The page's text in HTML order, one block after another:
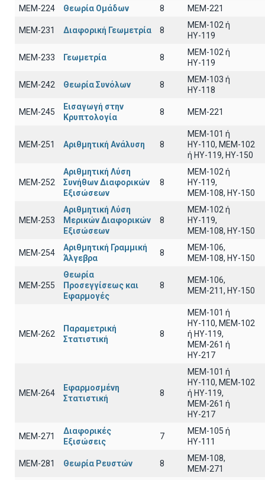
ΜΕΜ-224
Θεωρία Ομάδων 8 MEM-221
ΜΕΜ-231 Διαφορική Γεωμετρία 8
MEM-102 ή
ΗΥ-119
ΜΕΜ-233 Γεωμετρία 8
MEM-102 ή
ΗΥ-119
ΜΕΜ-242 Θεωρία Συνόλων 8
ΜΕΜ-103 ή
ΗΥ-118
ΜΕΜ-245
Εισαγωγή στην
Κρυπτολογία
8 MEM-221
ΜΕΜ-251 Αριθμητική Ανάλυση 8
ΜΕΜ-101 ή
ΗΥ-110, MEM-102
ή ΗΥ-119, ΗΥ-150
ΜΕΜ-252
Αριθμητική Λύση
Συνήθων Διαφορικών
Εξισώσεων
8
MEM-102 ή
ΗΥ-119,
ΜΕΜ-108, ΗΥ-150
ΜΕΜ-253
Αριθμητική Λύση
Μερικών Διαφορικών
Εξισώσεων
8
ΜΕΜ-102 ή
ΗΥ-119,
ΜΕΜ-108, ΗΥ-150
ΜΕΜ-254
Αριθμητική Γραμμική
Άλγεβρα
8
ΜΕΜ-106,
ΜΕΜ-108, ΗΥ-150
ΜΕΜ-255
Θεωρία
Προσεγγίσεως και
Εφαρμογές
8
ΜΕΜ-106,
ΜΕΜ-211, ΗΥ-150
ΜΕΜ-262
Παραμετρική
Στατιστική
8
ΜΕΜ-101 ή
ΗΥ-110, MEM-102
ή ΗΥ-119,
ΜΕΜ-261 ή
ΗΥ-217
ΜΕΜ-264
Εφαρμοσμένη
Στατιστική
8
ΜΕΜ-101 ή
ΗΥ-110, MEM-102
ή ΗΥ-119,
ΜΕΜ-261 ή
ΗΥ-217
ΜΕΜ-271
Διαφορικές
Εξισώσεις
7
ΜΕΜ-105 ή
ΗΥ-111
ΜΕΜ-281 Θεωρία Ρευστών 8
ΜΕΜ-108,
ΜΕΜ-271